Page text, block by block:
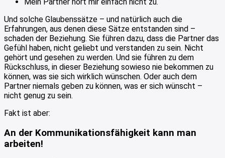
Und solche Glaubenssätze – und natürlich auch die
Erfahrungen, aus denen diese Sätze entstanden sind –
schaden der Beziehung. Sie führen dazu, dass die Partner das
Gefühl haben, nicht geliebt und verstanden zu sein. Nicht
gehört und gesehen zu werden. Und sie führen zu dem
Rückschluss, in dieser Beziehung sowieso nie bekommen zu
können, was sie sich wirklich wünschen. Oder auch dem
Partner niemals geben zu können, was er sich wünscht –
nicht genug zu sein.
Fakt ist aber:
An der Kommunikationsfähigkeit kann man
arbeiten!